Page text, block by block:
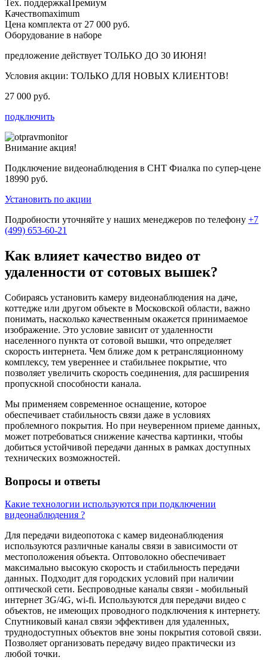
Тех. поддержка Премиум
Качествоmaximum
Цена комплекта от 27 000 руб.
Оборудование в наборе
предложение действует ТОЛЬКО ДО 30 ИЮНЯ!
Условия акции: ТОЛЬКО ДЛЯ НОВЫХ КЛИЕНТОВ!
27 000 руб.
подключить
Внимание акция!
Подключение видеонаблюдения в СНТ Фиалка по супер-цене
18990 руб.
Установить по акции
Подробности уточняйте у наших менеджеров по телефону +7
(499) 653-60-21
Как влияет качество видео от
удаленности от сотовых вышек?
Собираясь установить камеру видеонаблюдения на даче,
коттедже или другом объекте в Московской области, важно
понимать, насколько качественным окажется принимаемое
изображение. Это условие зависит от удаленности
населенного пункта от сотовой вышки, что определяет
скорость интернета. Чем ближе дом к ретрансляционному
комплексу, тем увереннее и стабильнее покрытие, что
позволяет увеличить скорость соединения, для расширения
пропускной способности канала.
Мы применяем современное оснащение, которое
обеспечивает стабильность связи даже в условиях
проблемного покрытия. Но при неуверенном приеме данных,
может потребоваться снижение качества картинки, чтобы
добиться устойчивой передачи данных в рамках доступных
технических возможностей.
Вопросы и ответы
Какие технологии используются при подключении
видеонаблюдения ?
Для передачи видеопотока с камер видеонаблюдения
используются различные каналы связи в зависимости от
местоположения объекта. Оптоволокно обеспечивает
максимально высокую скорость и стабильность передачи
данных. Подходит для городских условий при наличии
оптической сети. Беспроводные каналы связи - мобильный
интернет 3G/4G, wi-fi. Используются для передачи видео с
объектов, не имеющих проводного подключения к интернету.
Спутниковый канал связи эффективен для удаленных,
труднодоступных объектов вне зоны покрытия сотовой связи.
Позволяет организовать передачу видео практически из
любой точки.